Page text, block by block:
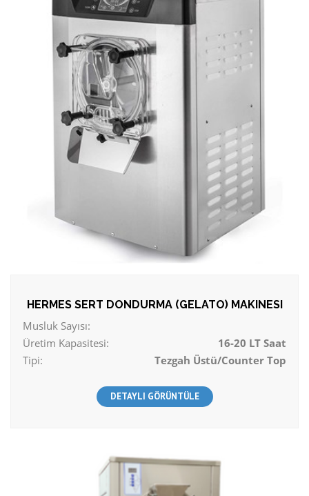
HERMES SERT DONDURMA (GELATO) MAKINESI
Musluk Sayısı:
Üretim Kapasitesi:
16-20 LT Saat
Tipi:
Tezgah Üstü/Counter Top
DETAYLI GÖRÜNTÜLE